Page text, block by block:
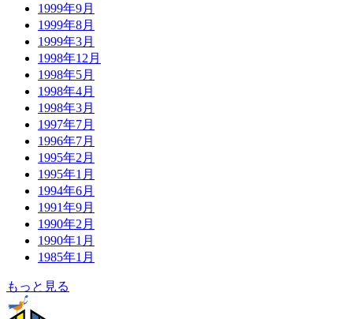
1999年9月
1999年8月
1999年3月
1998年12月
1998年5月
1998年4月
1998年3月
1997年7月
1996年7月
1995年2月
1995年1月
1994年6月
1991年9月
1990年2月
1990年1月
1985年1月
もっと見る